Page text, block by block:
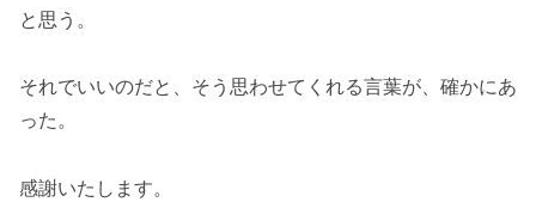
と思う。
それでいいのだと、そう思わせてくれる言葉が、確かにあ
った。
感謝いたします。